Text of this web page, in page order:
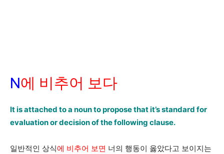
N에 비추어 보다
It is attached to a noun to propose that it’s standard for
evaluation or decision of the following clause.
일반적인 상식에 비추어 보면 너의 행동이 옳았다고 보이지는